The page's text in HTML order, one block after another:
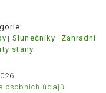
Slunečníky
Zahradní
stany
osobních údajů